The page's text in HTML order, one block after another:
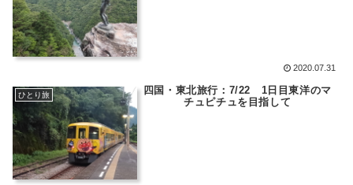
2020.07.31
ひとり旅
四国・東北旅行：7/22 1日目東洋のマ
チュピチュを目指して